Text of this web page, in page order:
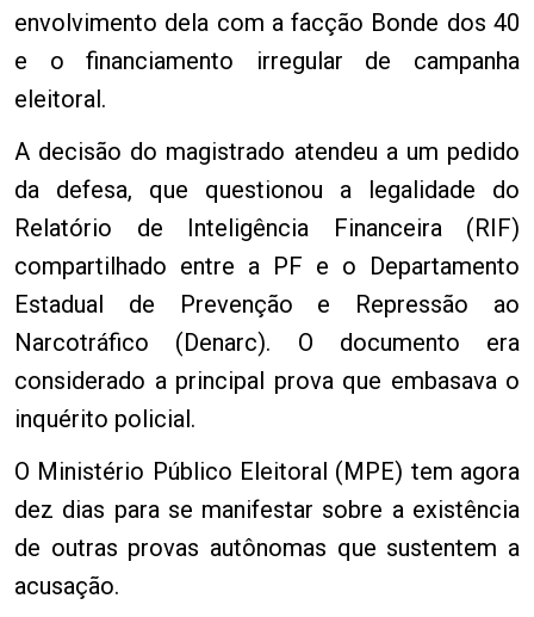
envolvimento dela com a facção Bonde dos 40
e o financiamento irregular de campanha
eleitoral.
A decisão do magistrado atendeu a um pedido
da defesa, que questionou a legalidade do
Relatório de Inteligência Financeira (RIF)
compartilhado entre a PF e o Departamento
Estadual de Prevenção e Repressão ao
Narcotráfico (Denarc). O documento era
considerado a principal prova que embasava o
inquérito policial.
O Ministério Público Eleitoral (MPE) tem agora
dez dias para se manifestar sobre a existência
de outras provas autônomas que sustentem a
acusação.